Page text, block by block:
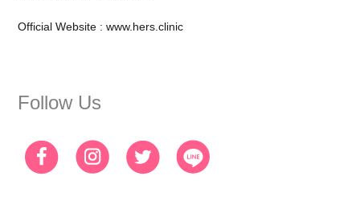
Official Website :www.hers.clinic
Follow Us